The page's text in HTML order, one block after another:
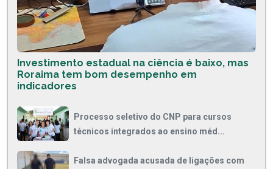
Investimento estadual na ciência é baixo, mas
Roraima tem bom desempenho em
indicadores
Processo seletivo do CNP para cursos
técnicos integrados ao ensino méd...
Falsa advogada acusada de ligações com